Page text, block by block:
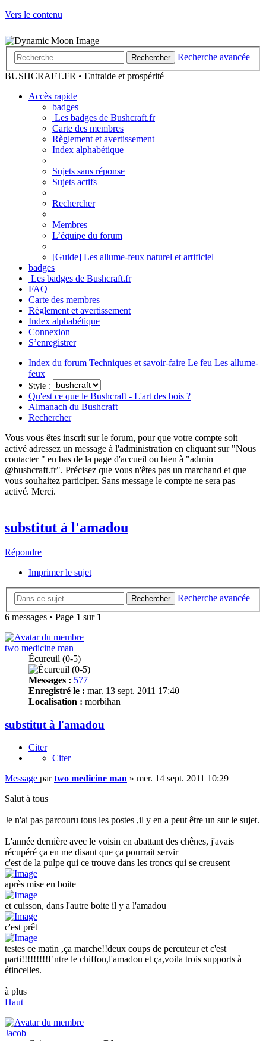
Vers le contenu
Rechercher
Recherche avancée
BUSHCRAFT.FR • Entraide et prospérité
Accès rapide
badges
Les badges de Bushcraft.fr
Carte des membres
Règlement et avertissement
Index alphabétique
Sujets sans réponse
Sujets actifs
Rechercher
Membres
L’équipe du forum
[Guide] Les allume-feux naturel et artificiel
badges
Les badges de Bushcraft.fr
FAQ
Carte des membres
Règlement et avertissement
Index alphabétique
Connexion
S’enregistrer
Index du forum Techniques et savoir-faire Le feu Les allume-
feux
Style :
Qu'est ce que le Bushcraft - L'art des bois ?
Almanach du Bushcraft
Rechercher
Vous vous êtes inscrit sur le forum, pour que votre compte soit
activé adressez un message à l'administration en cliquant sur "Nous
contacter " en bas de la page d'accueil ou bien à "admin
@bushcraft.fr". Précisez que vous n'êtes pas un marchand et que
vous souhaitez participer. Sans message le compte ne sera pas
activé. Merci.
substitut à l'amadou
Répondre
Imprimer le sujet
Rechercher
Recherche avancée
6 messages • Page 1 sur 1
two medicine man
Écureuil (0-5)
Messages : 577
Enregistré le : mar. 13 sept. 2011 17:40
Localisation : morbihan
substitut à l'amadou
Citer
Citer
Message partwo medicine man » mer. 14 sept. 2011 10:29
Salut à tous
Je n'ai pas parcouru tous les postes ,il y en a peut être un sur le sujet.
L'année dernière avec le voisin en abattant des chênes, j'avais
récupéré ça en me disant que ça pourrait servir
c'est de la pulpe qui ce trouve dans les troncs qui se creusent
après mise en boite
et cuisson, dans l'autre boite il y a l'amadou
c'est prêt
testes ce matin ,ça marche!!deux coups de percuteur et c'est
parti!!!!!!!!!Entre le chiffon,l'amadou et ça,voila trois supports à
étincelles.
à plus
Haut
Jacob